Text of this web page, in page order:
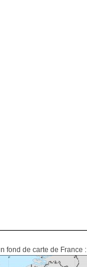
fond de carte de France :